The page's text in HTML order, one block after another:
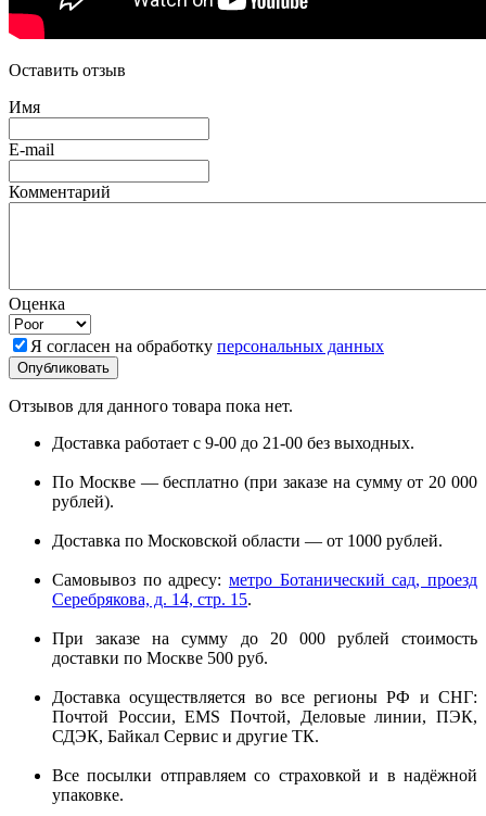
Оставить отзыв
Имя
E-mail
Комментарий
Оценка
Я согласен на обработку персональных данных
Отзывов для данного товара пока нет.
Доставка работает с 9-00 до 21-00 без выходных.
По Москве — бесплатно (при заказе на сумму от 20 000
рублей).
Доставка по Московской области — от 1000 рублей.
Самовывоз по адресу: метро Ботанический сад, проезд
Серебрякова, д. 14, стр. 15.
При заказе на сумму до 20 000 рублей стоимость
доставки по Москве 500 руб.
Доставка осуществляется во все регионы РФ и СНГ:
Почтой России, EMS Почтой, Деловые линии, ПЭК,
СДЭК, Байкал Сервис и другие ТК.
Все посылки отправляем со страховкой и в надёжной
упаковке.